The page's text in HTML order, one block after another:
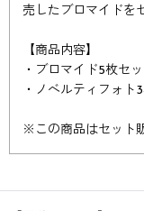
売したブロマイドを
【商品内容】
・ブロマイド5枚セ
・ノベルティフォト
※この商品はセット